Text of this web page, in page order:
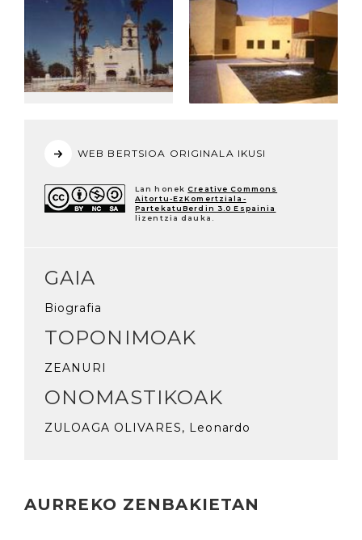
WEB BERTSIOA ORIGINALA IKUSI
Lan honek Creative Commons
Aitortu-EzKomertziala-
PartekatuBerdin 3.0 Espainia
lizentzia dauka.
GAIA
Biografia
TOPONIMOAK
ZEANURI
ONOMASTIKOAK
ZULOAGA OLIVARES, Leonardo
AURREKO ZENBAKIETAN